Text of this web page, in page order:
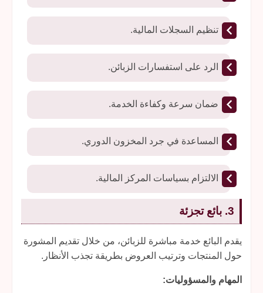
تنظيم السجلات المالية.
الرد على استفسارات الزبائن.
ضمان سرعة وكفاءة الخدمة.
المساعدة في جرد المخزون الدوري.
الالتزام بسياسات المركز المالية.
3. بائع تجزئة
يقدم البائع خدمة مباشرة للزبائن، من خلال تقديم المشورة
حول المنتجات وترتيب العروض بطريقة تجذب الأنظار.
المهام والمسؤوليات: